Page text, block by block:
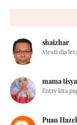
shaizhar
Mesti dia
mama tisya
Entry kita
Puan Hazel